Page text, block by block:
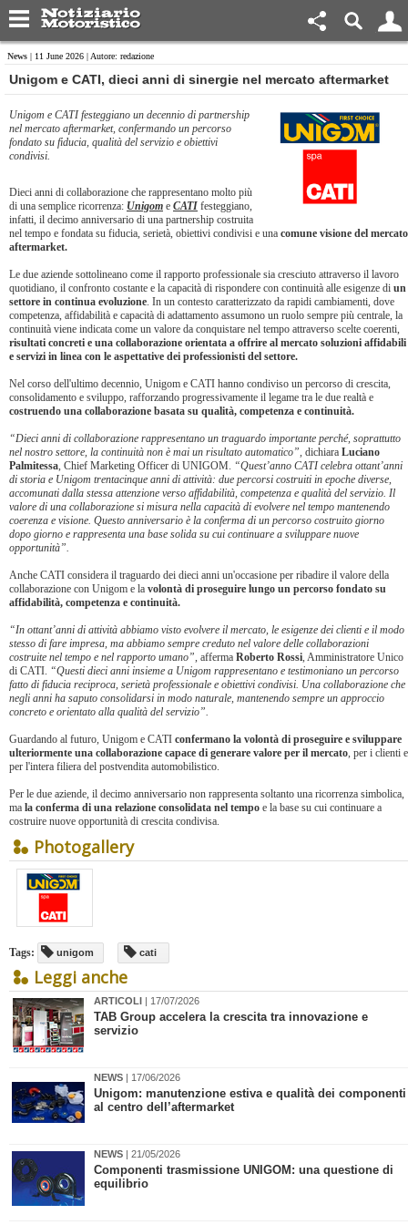
News | 11 June 2026 | Autore: redazione
Unigom e CATI, dieci anni di sinergie nel mercato aftermarket
Unigom e CATI festeggiano un decennio di partnership
nel mercato aftermarket, confermando un percorso
fondato su fiducia, qualità del servizio e obiettivi
condivisi.
Dieci anni di collaborazione che rappresentano molto più
di una semplice ricorrenza: Unigom e CATI festeggiano,
infatti, il decimo anniversario di una partnership costruita
nel tempo e fondata su fiducia, serietà, obiettivi condivisi e una comune visione del mercato
aftermarket.
Le due aziende sottolineano come il rapporto professionale sia cresciuto attraverso il lavoro
quotidiano, il confronto costante e la capacità di rispondere con continuità alle esigenze di un
settore in continua evoluzione. In un contesto caratterizzato da rapidi cambiamenti, dove
competenza, affidabilità e capacità di adattamento assumono un ruolo sempre più centrale, la
continuità viene indicata come un valore da conquistare nel tempo attraverso scelte coerenti,
risultati concreti e una collaborazione orientata a offrire al mercato soluzioni affidabili
e servizi in linea con le aspettative dei professionisti del settore.
Nel corso dell'ultimo decennio, Unigom e CATI hanno condiviso un percorso di crescita,
consolidamento e sviluppo, rafforzando progressivamente il legame tra le due realtà e
costruendo una collaborazione basata su qualità, competenza e continuità.
“Dieci anni di collaborazione rappresentano un traguardo importante perché, soprattutto
nel nostro settore, la continuità non è mai un risultato automatico”, dichiara Luciano
Palmitessa, Chief Marketing Officer di UNIGOM. “Quest’anno CATI celebra ottant’anni
di storia e Unigom trentacinque anni di attività: due percorsi costruiti in epoche diverse,
accomunati dalla stessa attenzione verso affidabilità, competenza e qualità del servizio. Il
valore di una collaborazione si misura nella capacità di evolvere nel tempo mantenendo
coerenza e visione. Questo anniversario è la conferma di un percorso costruito giorno
dopo giorno e rappresenta una base solida su cui continuare a sviluppare nuove
opportunità”.
Anche CATI considera il traguardo dei dieci anni un'occasione per ribadire il valore della
collaborazione con Unigom e la volontà di proseguire lungo un percorso fondato su
affidabilità, competenza e continuità.
“In ottant’anni di attività abbiamo visto evolvere il mercato, le esigenze dei clienti e il modo
stesso di fare impresa, ma abbiamo sempre creduto nel valore delle collaborazioni
costruite nel tempo e nel rapporto umano”, afferma Roberto Rossi, Amministratore Unico
di CATI. “Questi dieci anni insieme a Unigom rappresentano e testimoniano un percorso
fatto di fiducia reciproca, serietà professionale e obiettivi condivisi. Una collaborazione che
negli anni ha saputo consolidarsi in modo naturale, mantenendo sempre un approccio
concreto e orientato alla qualità del servizio”.
Guardando al futuro, Unigom e CATI confermano la volontà di proseguire e sviluppare
ulteriormente una collaborazione capace di generare valore per il mercato, per i clienti e
per l'intera filiera del postvendita automobilistico.
Per le due aziende, il decimo anniversario non rappresenta soltanto una ricorrenza simbolica,
ma la conferma di una relazione consolidata nel tempo e la base su cui continuare a
costruire nuove opportunità di crescita condivisa.
Photogallery
Tags: unigom cati
Leggi anche
ARTICOLI | 17/07/2026
TAB Group accelera la crescita tra innovazione e
servizio
NEWS | 17/06/2026
​Unigom: manutenzione estiva e qualità dei componenti
al centro dell’aftermarket
NEWS | 21/05/2026
​Componenti trasmissione UNIGOM: una questione di
equilibrio